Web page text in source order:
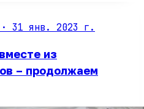
31 янв. 2023 г.
из
– продолжаем